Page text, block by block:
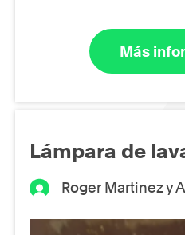
Más
Lámpara de
Roger Martinez y